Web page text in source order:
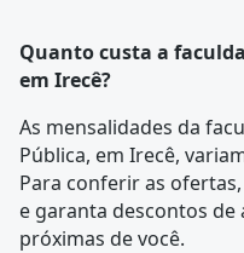
Quanto custa a
em Irecê?
As mensalidades da
Pública, em Irecê,
Para conferir as
e garanta descontos de
próximas de você.